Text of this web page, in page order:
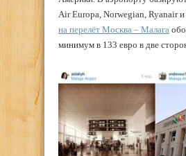
Air Europa, Norwegian, Ryanair
на перелёт Москва – Малага
минимум в 133 евро в две